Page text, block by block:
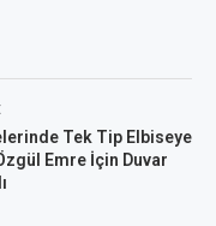
Tek Tip Elbiseye
Emre İçin Duvar